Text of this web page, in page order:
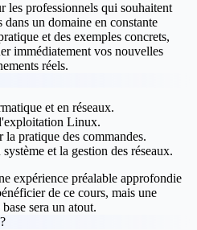
les professionnels qui souhaitent
un domaine en constante
et des exemples concrets,
immédiatement vos nouvelles
réels.
et en réseaux.
Linux.
pratique des commandes.
et la gestion des réseaux.
expérience préalable approfondie
de ce cours, mais une
sera un atout.